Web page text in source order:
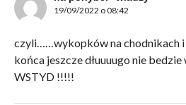
19/09/2022 o 08:42
czyli……wykopków na chodnikach i
końca jeszcze dłuuuugo nie
WSTYD !!!!!